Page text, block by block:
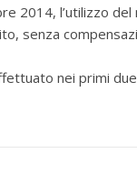
2014, l’utilizzo
senza
nei primi